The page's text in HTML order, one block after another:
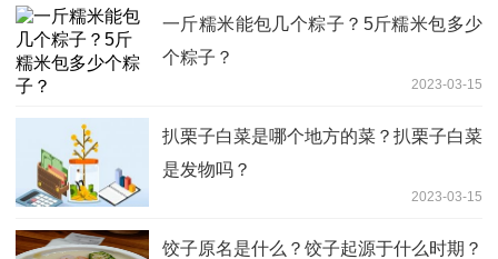
一斤糯米能包几个粽子？5斤糯米包多少
个粽子？
2023-03-15
扒栗子白菜是哪个地方的菜？扒栗子白菜
是发物吗？
2023-03-15
饺子原名是什么？饺子起源于什么时期？